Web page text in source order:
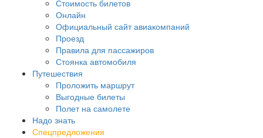
Стоимость билетов
Онлайн
Официальный сайт авиакомпаний
Проезд
Правила для пассажиров
Стоянка автомобиля
Путешествия
Проложить маршрут
Выгодные билеты
Полет на самолете
Надо знать
Спецпредложения